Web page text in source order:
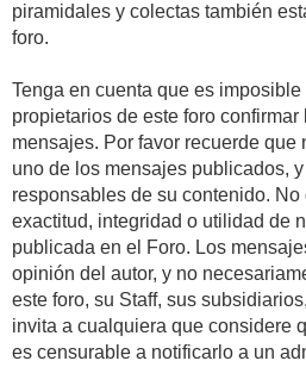
piramidales y colectas también
foro.
Tenga en cuenta que es
propietarios de este foro
mensajes. Por favor recuerde que
uno de los mensajes publicados,
responsables de su contenido. No
exactitud, integridad o utilidad de
publicada en el Foro. Los
opinión del autor, y no
este foro, su Staff, sus
invita a cualquiera que considere
es censurable a notificarlo a un